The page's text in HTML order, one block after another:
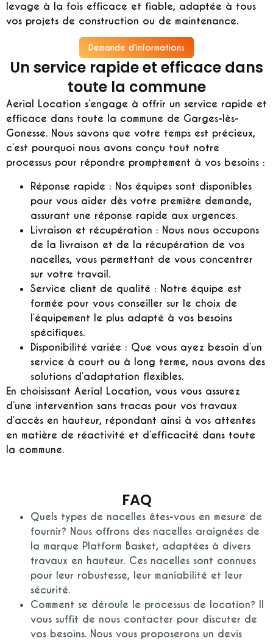
levage à la fois efficace et fiable, adaptée à tous
vos projets de construction ou de maintenance.
Demande d'informations
Un service rapide et efficace dans
toute la commune
Aerial Location s’engage à offrir un service rapide et
efficace dans toute la commune de Garges-lès-
Gonesse. Nous savons que votre temps est précieux,
c’est pourquoi nous avons conçu tout notre
processus pour répondre promptement à vos besoins :
Réponse rapide : Nos équipes sont disponibles
pour vous aider dès votre première demande,
assurant une réponse rapide aux urgences.
Livraison et récupération : Nous nous occupons
de la livraison et de la récupération de vos
nacelles, vous permettant de vous concentrer
sur votre travail.
Service client de qualité : Notre équipe est
formée pour vous conseiller sur le choix de
l’équipement le plus adapté à vos besoins
spécifiques.
Disponibilité variée : Que vous ayez besoin d’un
service à court ou à long terme, nous avons des
solutions d’adaptation flexibles.
En choisissant Aerial Location, vous vous assurez
d’une intervention sans tracas pour vos travaux
d’accès en hauteur, répondant ainsi à vos attentes
en matière de réactivité et d’efficacité dans toute
la commune.
FAQ
Quels types de nacelles êtes-vous en mesure de
fournir? Nous offrons des nacelles araignées de
la marque Platform Basket, adaptées à divers
travaux en hauteur. Ces nacelles sont connues
pour leur robustesse, leur maniabilité et leur
sécurité.
Comment se déroule le processus de location?
vous suffit de nous contacter pour discuter de
vos besoins. Nous vous proposerons un devis